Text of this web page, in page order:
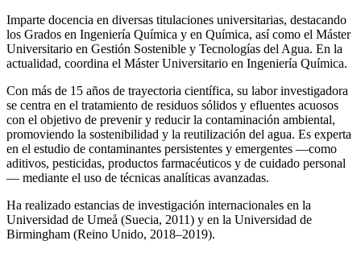
Imparte docencia en diversas titulaciones universitarias, destacando
los Grados en Ingeniería Química y en Química, así como el Máster
Universitario en Gestión Sostenible y Tecnologías del Agua. En la
actualidad, coordina el Máster Universitario en Ingeniería Química.
Con más de 15 años de trayectoria científica, su labor investigadora
se centra en el tratamiento de residuos sólidos y efluentes acuosos
con el objetivo de prevenir y reducir la contaminación ambiental,
promoviendo la sostenibilidad y la reutilización del agua. Es experta
en el estudio de contaminantes persistentes y emergentes —como
aditivos, pesticidas, productos farmacéuticos y de cuidado personal
— mediante el uso de técnicas analíticas avanzadas.
Ha realizado estancias de investigación internacionales en la
Universidad de Umeå (Suecia, 2011) y en la Universidad de
Birmingham (Reino Unido, 2018–2019).